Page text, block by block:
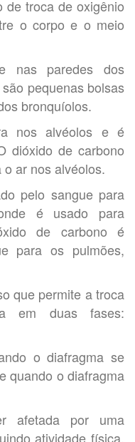
de troca de oxigênio
o corpo e o meio
nas paredes dos
pequenas bolsas
bronquíolos.
nos alvéolos e é
dióxido de carbono
ar nos alvéolos.
pelo sangue para
é usado para
de carbono é
para os pulmões,
que permite a troca
em duas fases:
o diafragma se
quando o diafragma
afetada por uma
atividade física,